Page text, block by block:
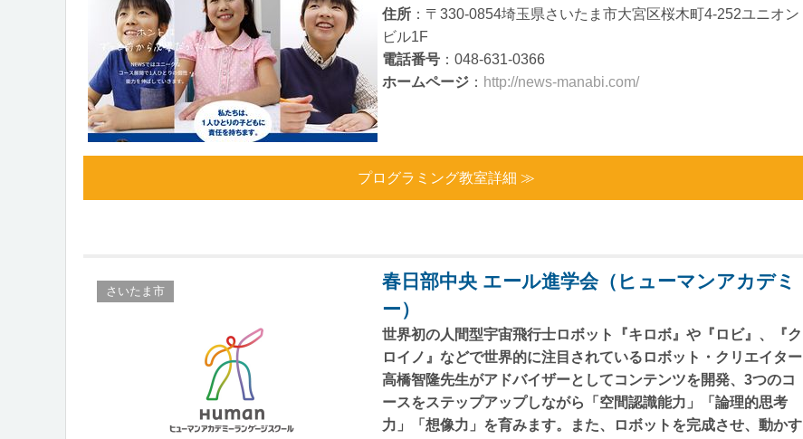
住所 ：〒330-0854埼玉県さいたま市大宮区桜木町4-252ユニオン
ビル1F
電話番号 ：048-631-0366
ホームページ ： http://news-manabi.com/
プログラミング教室詳細 ≫
さいたま市
春日部中央 エール進学会（ヒューマンアカデミ
ー）
世界初の人間型宇宙飛行士ロボット『キロボ』や『ロビ』、『ク
ロイノ』などで世界的に注目されているロボット・クリエイター
高橋智隆先生がアドバイザーとしてコンテンツを開発、3つのコ
ースをステップアップしながら「空間認識能力」「論理的思考
力」「想像力」を育みます。また、ロボットを完成させ、動かす